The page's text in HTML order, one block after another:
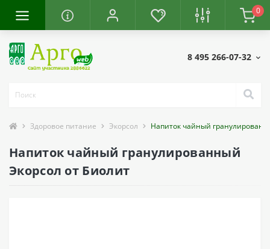
0
8 495 266-07-32
Здоровое питание Экорсол Напиток чайный
Напиток чайный гранулированный
Экорсол от Биолит